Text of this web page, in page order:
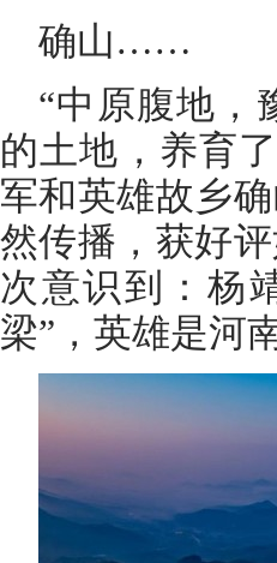
确山……
“中原腹地
的土地，养育
军和英雄故乡
然传播，获好
次意识到：杨
梁”，英雄是河